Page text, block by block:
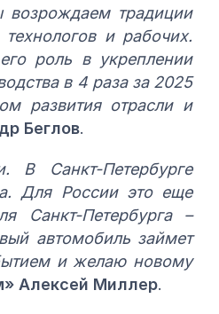
возрождаем традиции
и рабочих.
роль в укреплении
в 4 раза за 2025
развития отрасли и
Беглов.
В Санкт-Петербурге
Для России это еще
Санкт-Петербурга –
автомобиль займет
и желаю новому
Алексей Миллер.